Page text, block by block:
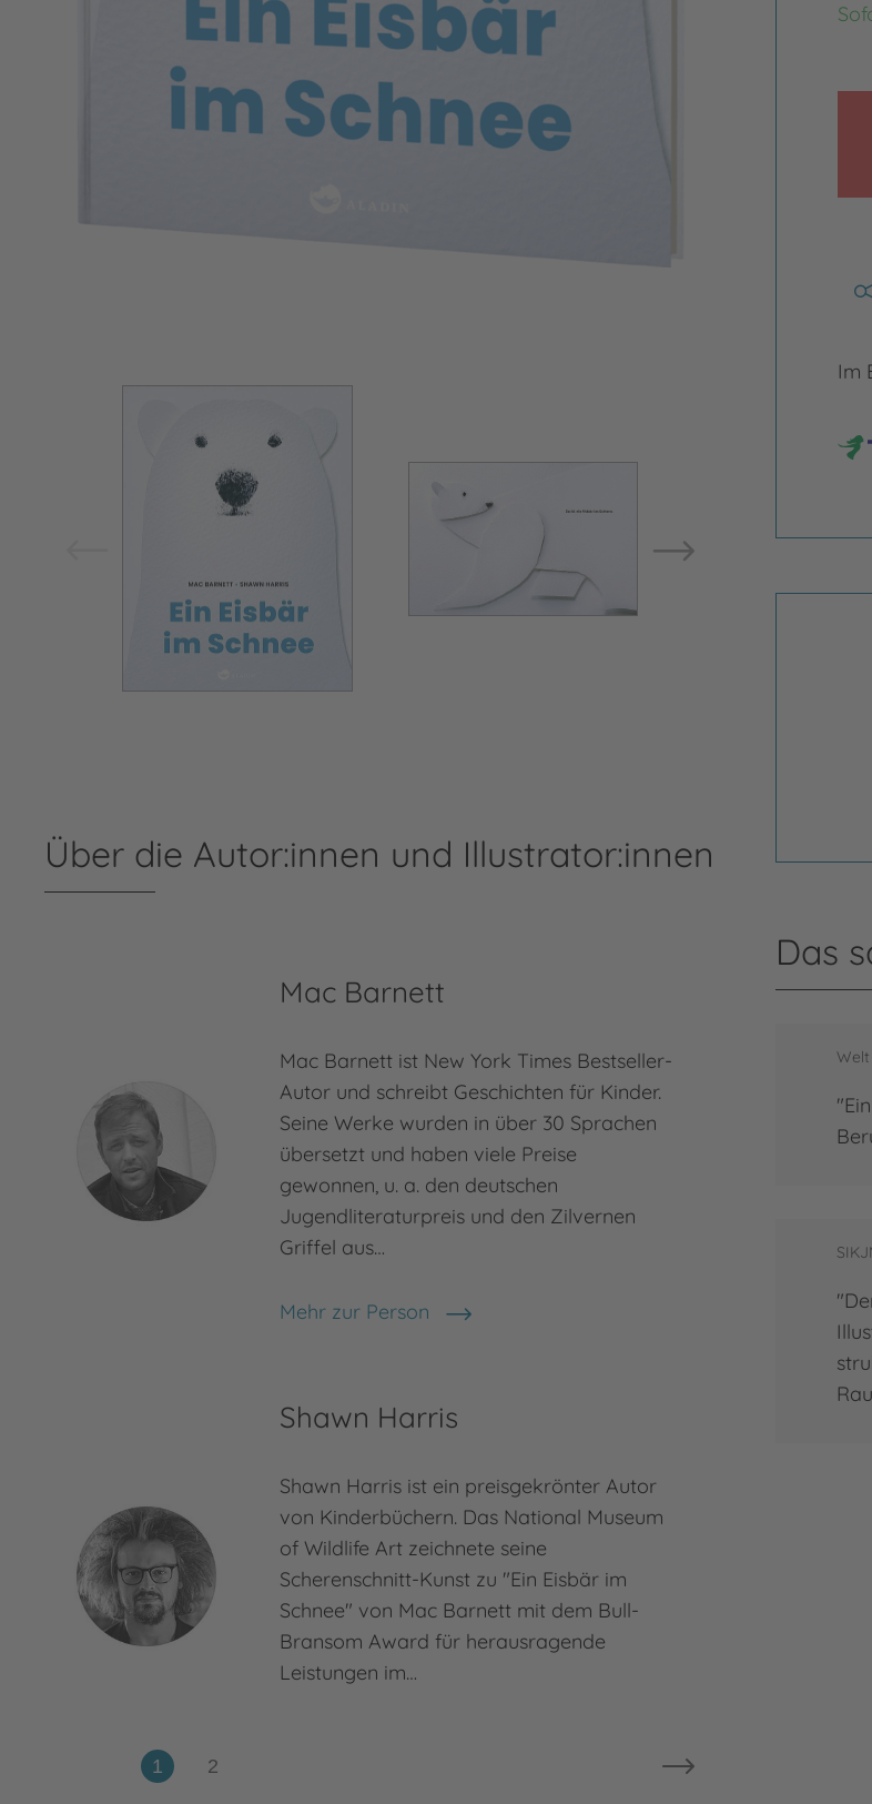
Im
Über die Autor:innen und Illustrator:innen
Mac Barnett
Mac Barnett ist New York Times Bestseller-
Autor und schreibt Geschichten für Kinder.
Seine Werke wurden in über 30 Sprachen
übersetzt und haben viele Preise
gewonnen, u. a. den deutschen
Jugendliteraturpreis und den Zilvernen
Griffel aus…
Mehr zur Person
Mac Barnett
Shawn Harris
Shawn Harris ist ein preisgekrönter Autor
von Kinderbüchern. Das National Museum
of Wildlife Art zeichnete seine
Scherenschnitt-Kunst zu "Ein Eisbär im
Schnee" von Mac Barnett mit dem Bull-
Bransom Award für herausragende
Leistungen im…
Das